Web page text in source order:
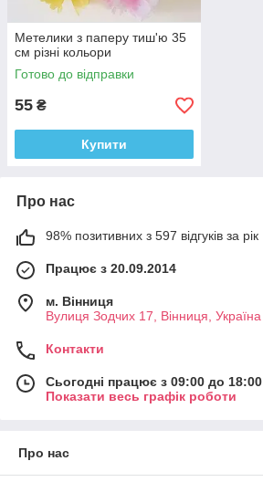
Метелики з паперу тиш'ю 35
см різні кольори
Готово до відправки
55 ₴
Купити
Про нас
98% позитивних з 597 відгуків за рік
Працює з 20.09.2014
м. Вінниця
Вулиця Зодчих 17, Вінниця, Україна
Контакти
Сьогодні працює з 09:00 до 18:00
Показати весь графік роботи
Про нас